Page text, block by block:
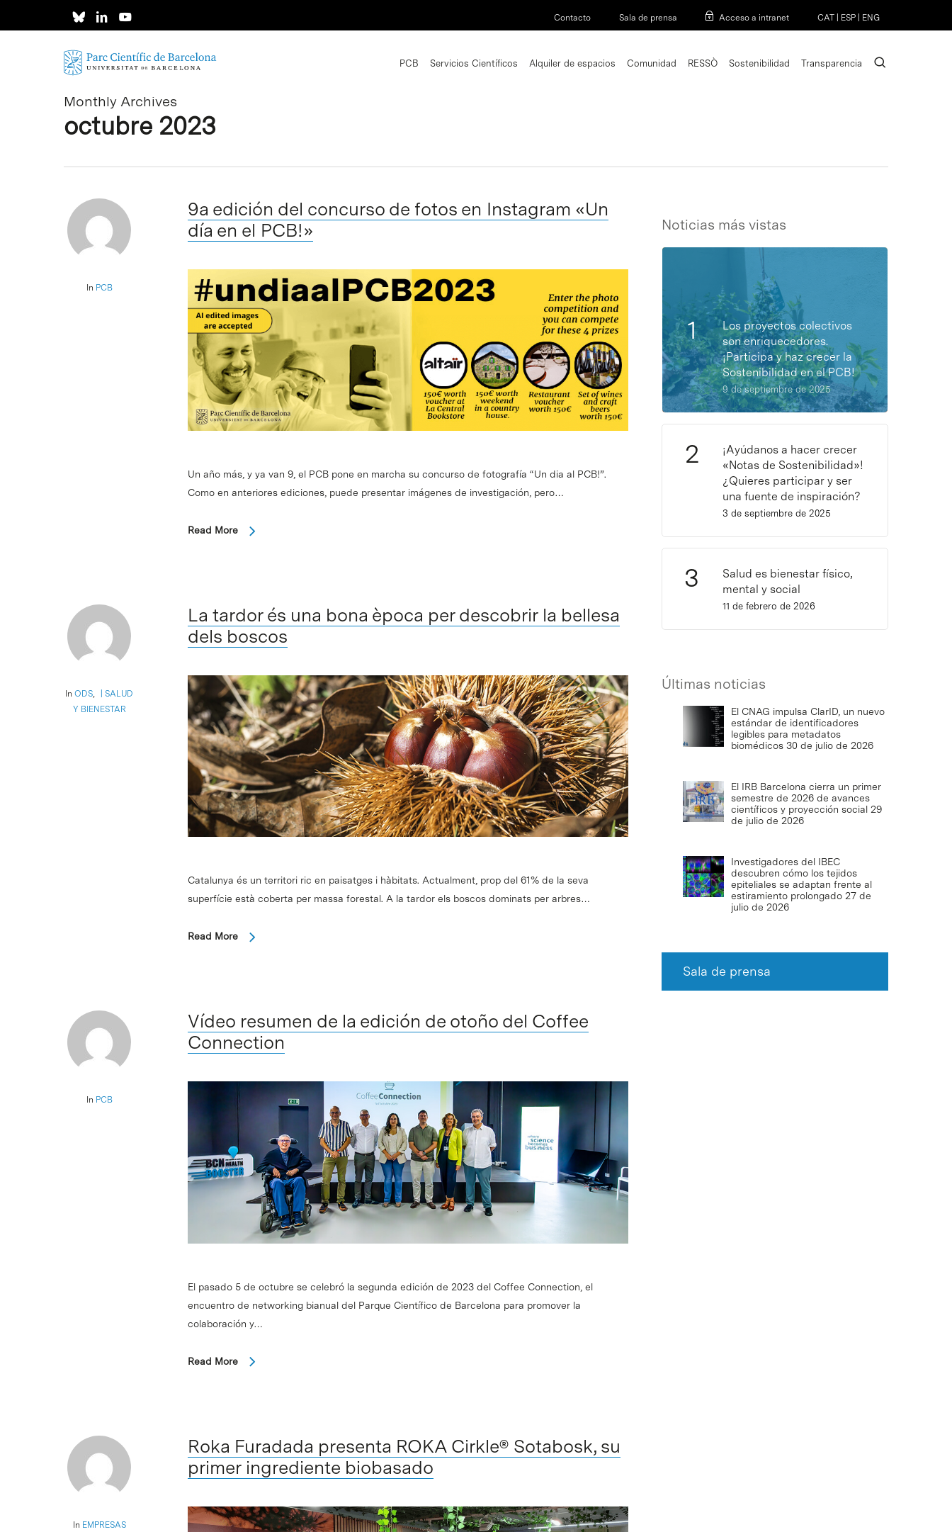
Contacto Sala de prensa Acceso a intranet CAT ESP ENG
Intro para buscar o ESC per cerrar
PCB Servicios Científicos Alquiler de espacios Comunidad RESSÒ Sostenibilidad Transparencia search
Monthly Archives
octubre 2023
In PCB
9a edición del concurso de fotos en Instagram «Un
día en el PCB!»
Un año más, y ya van 9, el PCB pone en marcha su concurso de fotografía “Un dia al PCB!”.
Como en anteriores ediciones, puede presentar imágenes de investigación, pero…
Read More
In ODS,
SALUD
Y BIENESTAR
La tardor és una bona època per descobrir la bellesa
dels boscos
Catalunya és un territori ric en paisatges i hàbitats. Actualment, prop del 61% de la seva
superfície està coberta per massa forestal. A la tardor els boscos dominats per arbres…
Read More
In PCB
Vídeo resumen de la edición de otoño del Coffee
Connection
El pasado 5 de octubre se celebró la segunda edición de 2023 del Coffee Connection, el
encuentro de networking bianual del Parque Científico de Barcelona para promover la
colaboración y…
Read More
In EMPRESAS
Roka Furadada presenta ROKA Cirkle® Sotabosk, su
primer ingrediente biobasado
Noticias más vistas
Los proyectos colectivos
son enriquecedores.
¡Participa y haz crecer la
Sostenibilidad en el PCB!
9 de septiembre de 2025
¡Ayúdanos a hacer crecer
«Notas de Sostenibilidad»!
¿Quieres participar y ser
una fuente de inspiración?
3 de septiembre de 2025
Salud es bienestar físico,
mental y social
11 de febrero de 2026
Últimas noticias
El CNAG impulsa ClarID, un nuevo
estándar de identificadores
legibles para metadatos
biomédicos 30 de julio de 2026
El IRB Barcelona cierra un primer
semestre de 2026 de avances
científicos y proyección social 29
de julio de 2026
Investigadores del IBEC
descubren cómo los tejidos
epiteliales se adaptan frente al
estiramiento prolongado 27 de
julio de 2026
Sala de prensa